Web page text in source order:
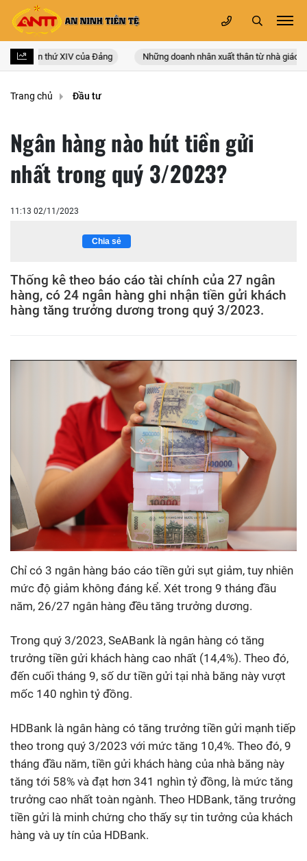
lần thứ XIV của Đảng Những doanh nhân xuất thân từ nhà giáo
Trang chủ Đầu tư
Ngân hàng nào hút tiền gửi
nhất trong quý 3/2023?
11:13 02/11/2023
Chia sẻ
Thống kê theo báo cáo tài chính của 27 ngân
hàng, có 24 ngân hàng ghi nhận tiền gửi khách
hàng tăng trưởng dương trong quý 3/2023.
Chỉ có 3 ngân hàng báo cáo tiền gửi sụt giảm, tuy nhiên
mức độ giảm không đáng kể. Xét trong 9 tháng đầu
năm, 26/27 ngân hàng đều tăng trưởng dương.
Trong quý 3/2023, SeABank là ngân hàng có tăng
trưởng tiền gửi khách hàng cao nhất (14,4%). Theo đó,
đến cuối tháng 9, số dư tiền gửi tại nhà băng này vượt
mốc 140 nghìn tỷ đồng.
HDBank là ngân hàng có tăng trưởng tiền gửi mạnh tiếp
theo trong quý 3/2023 với mức tăng 10,4%. Theo đó, 9
tháng đầu năm, tiền gửi khách hàng của nhà băng này
tăng tới 58% và đạt hơn 341 nghìn tỷ đồng, là mức tăng
trưởng cao nhất toàn ngành. Theo HDBank, tăng trưởng
tiền gửi là minh chứng cho thấy sự tin tưởng của khách
hàng và uy tín của HDBank.